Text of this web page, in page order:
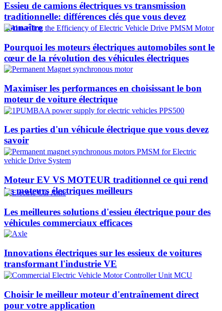
Essieu de camions électriques vs transmission
traditionnelle: différences clés que vous devez
connaître
Pourquoi les moteurs électriques automobiles sont le
cœur de la révolution des véhicules électriques
Maximiser les performances en choisissant le bon
moteur de voiture électrique
Les parties d'un véhicule électrique que vous devez
savoir
Moteur EV VS MOTEUR traditionnel ce qui rend
les moteurs électriques meilleurs
Les meilleures solutions d'essieu électrique pour des
véhicules commerciaux efficaces
Innovations électriques sur les essieux de voitures
transformant l'industrie VE
Choisir le meilleur moteur d'entraînement direct
pour votre application